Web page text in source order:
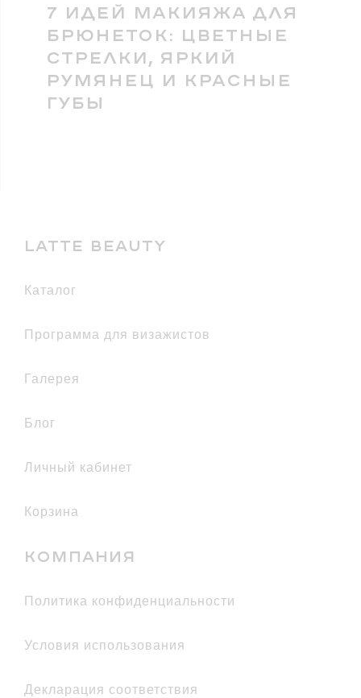
7 ИДЕЙ МАКИЯЖА ДЛЯ
БРЮНЕТОК: ЦВЕТНЫЕ
СТРЕЛКИ, ЯРКИЙ
РУМЯНЕЦ И КРАСНЫЕ
ГУБЫ
LATTE BEAUTY
каталог
Программа для визажистов
галерея
Блог
Личный кабинет
Корзина
КОМПАНИЯ
политика конфиденциальности
условия использования
декларация соответствия